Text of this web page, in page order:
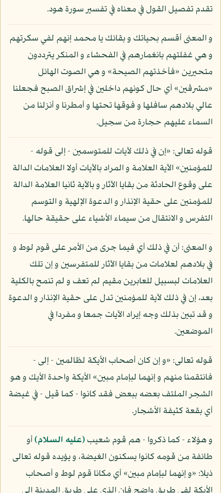
تقدم تفصيل القول في معناه في تفسير سورة هود.
و المعنى أقسم بحياتك و بقائك يا محمد إنهم لفي سكرتهم
و هي غفلتهم بانغمارهم في الفحشاء و المنكر يترددون
متحيرين «فأخذتهم الصيحة» و هي الصوت الهائل
«مشرقين» أي حال كونهم داخلين في إشراق الصبح فجعلنا
عالي بلادهم سافلها و فوقها تحتها و أمطرنا و أنزلنا من
السماء عليهم حجارة من سجيل.
قوله تعالى: «إن في ذلك لآيات للمتوسمين - إلى قوله -
للمؤمنين» الآية العلامة و المراد بالآيات أولا العلامات الدالة
على وقوع الحادثة من بقايا الآثار و بالآية ثانيا العلامة الدالة
للمؤمنين على حقية الإنذار و الدعوة الإلهية و التوسم
التفرس و الانتقال من سيماء الأشياء على حقيقة حالها.
و المعنى: أن في ذلك أي فيما جرى من الأمر على قوم لوط و
في بلادهم لعلامات من بقايا الآثار للمتفرسين و إن تلك
العلامات لبسبيل للعابرين مقيم لم تعف و لم تنمح بالكلية
بعد، إن في ذلك لآية للمؤمنين تدل على حقية الإنذار و الدعوة
و قد تبين بذلك وجه إيراد الآيات جمعا و مفردا في
الموضعين.
قوله تعالى: «و إن كان أصحاب الأيكة لظالمين - إلى -
فانتقمنا منهم و إنهما لبإمام مبين» الأيكة واحدة الأيك و هو
الشجر الملتف بعضه ببعض فقد كانوا - كما قيل - في غيضة
أي بقعة كثيفة الأشجار.
و هؤلاء - كما ذكروا - هم قوم شعيب(عليه السلام)أو
طائفة من قومه كانوا يسكنون الغيضة، و يؤيده قوله تعالى
ذيلا: «و إنهما لبإمام مبين» أي مكانا قوم لوط و أصحاب